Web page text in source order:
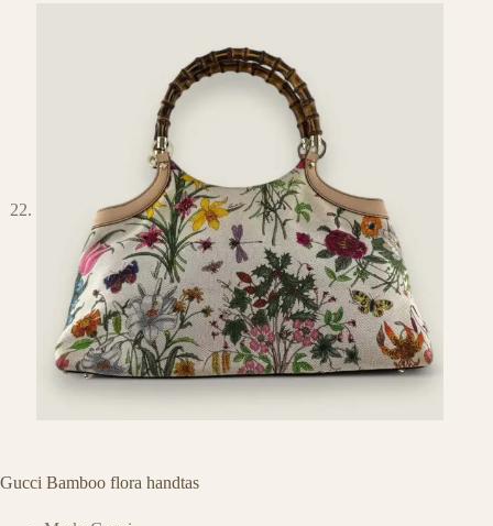
Gucci Bamboo flora handtas